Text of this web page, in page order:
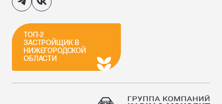
ТОП-2
ЗАСТРОЙЩИК В
НИЖЕГОРОДСКОЙ
ОБЛАСТИ